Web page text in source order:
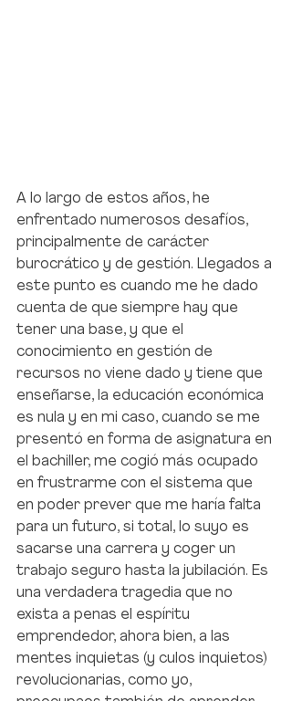
A lo largo de estos años, he
enfrentado numerosos desafíos,
principalmente de carácter
burocrático y de gestión. Llegados a
este punto es cuando me he dado
cuenta de que siempre hay que
tener una base, y que el
conocimiento en gestión de
recursos no viene dado y tiene que
enseñarse, la educación económica
es nula y en mi caso, cuando se me
presentó en forma de asignatura en
el bachiller, me cogió más ocupado
en frustrarme con el sistema que
en poder prever que me haría falta
para un futuro, si total, lo suyo es
sacarse una carrera y coger un
trabajo seguro hasta la jubilación. Es
una verdadera tragedia que no
exista a penas el espíritu
emprendedor, ahora bien, a las
mentes inquietas (y culos inquietos)
revolucionarias, como yo,